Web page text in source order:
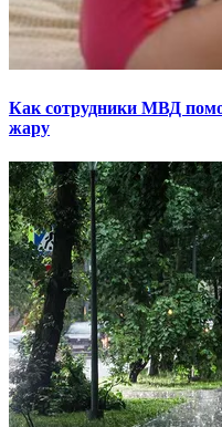
Как сотрудники МВД
жару